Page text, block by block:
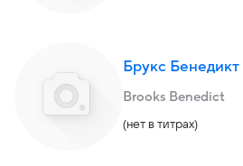
Брукс Бенедикт
Brooks Benedict
(нет в титрах)